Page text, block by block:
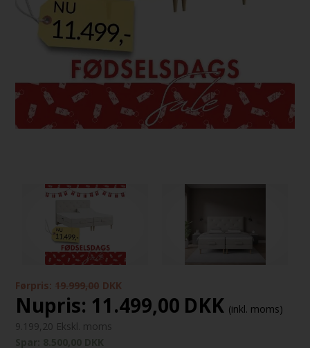
Førpris: 19.999,00 DKK
Nupris: 11.499,00 DKK (inkl. moms)
9.199,20 Ekskl. moms